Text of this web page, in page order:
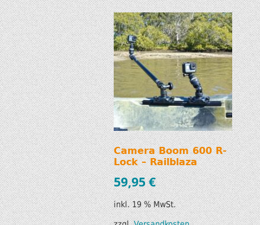
Camera Boom 600 R-
Lock – Railblaza
59,95€
inkl. 19 % MwSt.